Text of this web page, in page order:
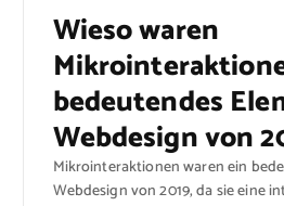
Wieso waren
bedeutendes
Webdesign von
Mikrointeraktionen waren ein
Webdesign von 2019, da sie eine